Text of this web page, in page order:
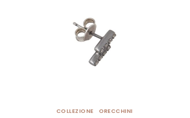
COLLEZIONE ORECCHINI